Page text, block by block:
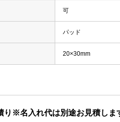
可
パッド
20×30mm
り※名入れ代は別途お見積しま